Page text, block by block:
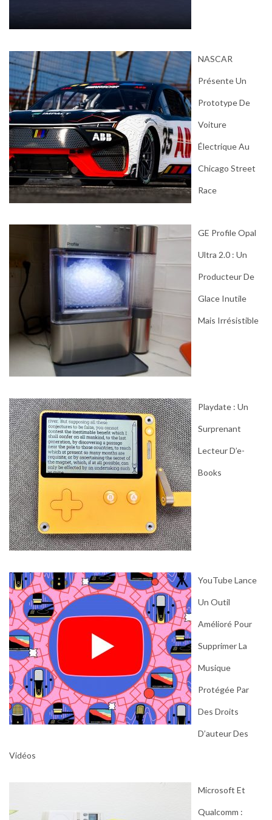
NASCAR
Présente Un
Prototype De
Voiture
Électrique Au
Chicago Street
Race
GE Profile Opal
Ultra 2.0 : Un
Producteur De
Glace Inutile
Mais Irrésistible
Playdate : Un
Surprenant
Lecteur D’e-
Books
YouTube Lance
Un Outil
Amélioré Pour
Supprimer La
Musique
Protégée Par
Des Droits
D’auteur Des
Vidéos
Microsoft Et
Qualcomm :